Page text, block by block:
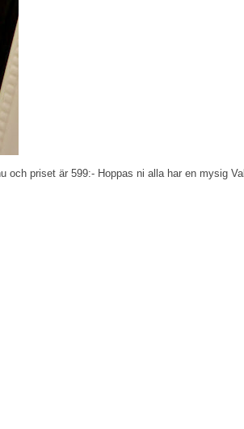
priset är 599:- Hoppas ni alla har en mysig